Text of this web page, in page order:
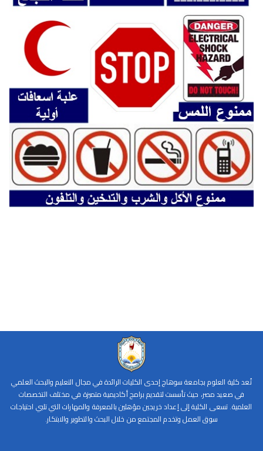
تُعد كلية العلوم بجامعة سوهاج إحدى الكليات الرائدة في مجال التعليم والبحث العلمي
في صعيد مصر، حيث تأسست لتقديم برامج أكاديمية متميزة في مختلف التخصصات
العلمية. تسعى الكلية إلى إعداد خريجين مؤهلين بالمعرفة والمهارات التي تلبي احتياجات
سوق العمل وتخدم المجتمع من خلال البحث والتطوير والابتكار.